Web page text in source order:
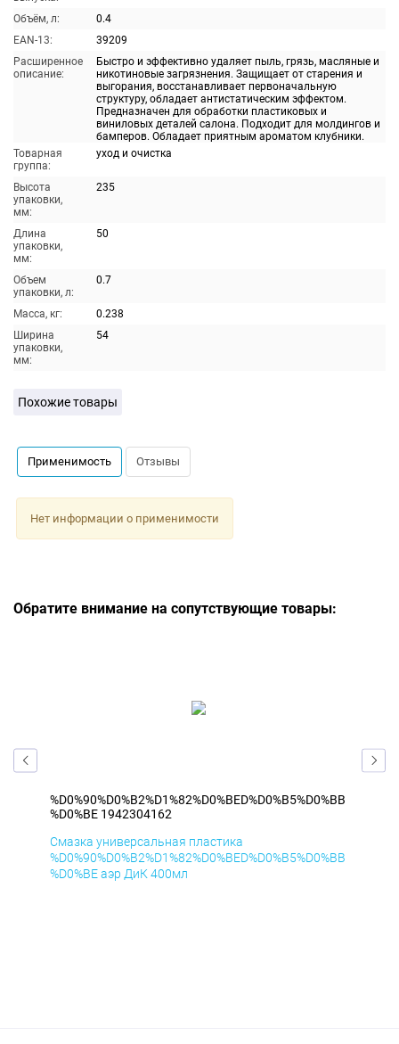
Объём, л:
0.4
EAN-13:
39209
Расширенное
описание:
Быстро и эффективно удаляет пыль, грязь, масляные и
никотиновые загрязнения. Защищает от старения и
выгорания, восстанавливает первоначальную
структуру, обладает антистатическим эффектом.
Предназначен для обработки пластиковых и
виниловых деталей салона. Подходит для молдингов и
бамперов. Обладает приятным ароматом клубники.
Товарная
группа:
уход и очистка
Высота
упаковки,
мм:
235
Длина
упаковки,
мм:
50
Объем
упаковки, л:
0.7
Масса, кг:
0.238
Ширина
упаковки,
мм:
54
Похожие товары
Применимость Отзывы
Нет информации о применимости
Обратите внимание на сопутствующие товары:
%D0%90%D0%B2%D1%82%D0%BED%D0%B5%D0%BB
%D0%BE 1942304162
Смазка универсальная пластика
%D0%90%D0%B2%D1%82%D0%BED%D0%B5%D0%BB
%D0%BE аэр ДиК 400мл